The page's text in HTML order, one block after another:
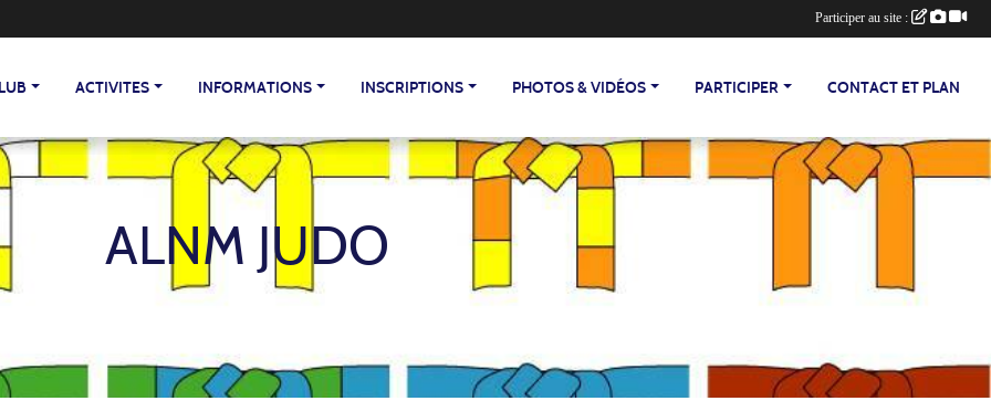
ACTIVITES INFORMATIONS INSCRIPTIONS PHOTOS & VIDÉOS PARTICIPER CONTACT ET PLAN
ALNM JUDO
Participer au site :